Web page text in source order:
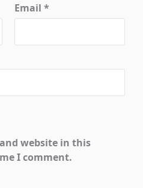
Email *
website in this
I comment.